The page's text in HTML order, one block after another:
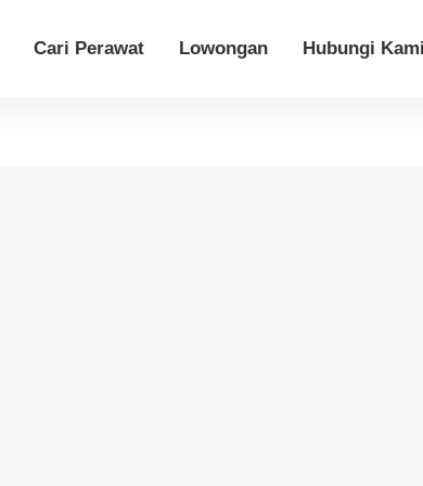
Cari Perawat Lowongan Hubungi Kami